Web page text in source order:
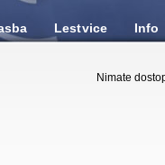
Lestvice Info
Nimate